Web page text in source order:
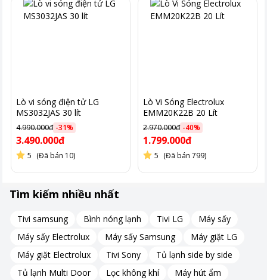
Lò vi sóng điện tử LG
MS3032JAS 30 lít
4.990.000đ -31%
3.490.000đ
5 (Đã bán 10)
Lò Vi Sóng Electrolux
EMM20K22B 20 Lít
2.970.000đ -40%
1.799.000đ
5 (Đã bán 799)
Tìm kiếm nhiều nhất
Tivi samsung Bình nóng lạnh Tivi LG
Máy sấy
Máy sấy Electrolux
Máy sấy Samsung
Máy giặt LG
Máy giặt Electrolux
Tivi Sony
Tủ lạnh side by side
Tủ lạnh Multi Door
Lọc không khí
Máy hút ẩm